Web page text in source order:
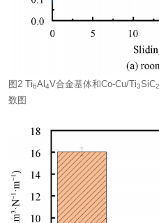
图2 Ti6Al4V合金基体和Co-Cu/Ti3SiC2
数图